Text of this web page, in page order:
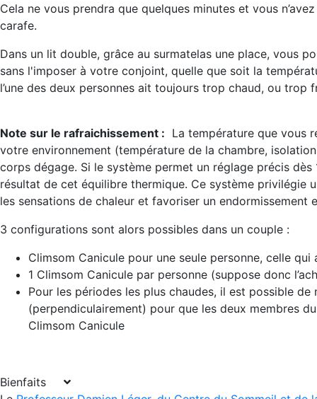
Cela ne vous prendra que quelques minutes et vous
carafe.
Dans un lit double, grâce au surmatelas une place, vous
sans l'imposer à votre conjoint, quelle que soit la
l’une des deux personnes ait toujours trop chaud, ou trop
Note sur le rafraichissement : La température que vous
votre environnement (température de la chambre,
corps dégage. Si le système permet un réglage précis
résultat de cet équilibre thermique. Ce système privilégie
les sensations de chaleur et favoriser un endormissement
3 configurations sont alors possibles dans un couple :
Climsom Canicule pour une seule personne, celle
1 Climsom Canicule par personne (suppose donc
Pour les périodes les plus chaudes, il est possible
(perpendiculairement) pour que les deux membres
Climsom Canicule
Bienfaits